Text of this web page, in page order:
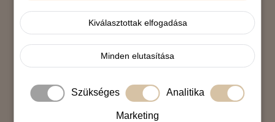
Kiválasztottak elfogadása
Minden elutasítása
Szükséges Analitika
Marketing